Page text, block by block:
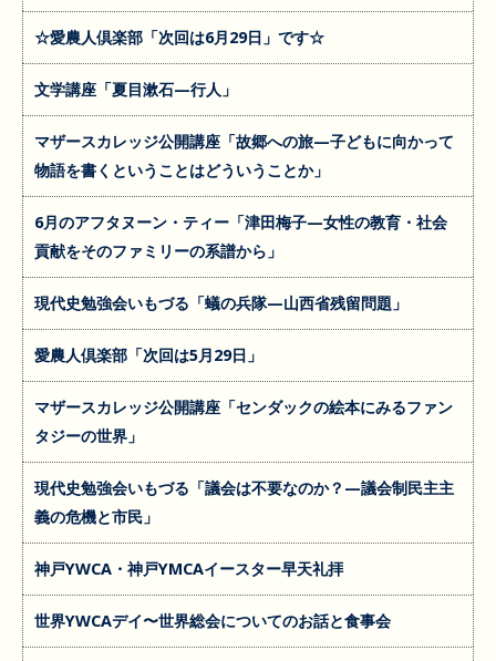
☆愛農人倶楽部「次回は6月29日」です☆
文学講座「夏目漱石—行人」
マザースカレッジ公開講座「故郷への旅—子どもに向かって
物語を書くということはどういうことか」
6月のアフタヌーン・ティー「津田梅子—女性の教育・社会
貢献をそのファミリーの系譜から」
現代史勉強会いもづる「蟻の兵隊—山西省残留問題」
愛農人倶楽部「次回は5月29日」
マザースカレッジ公開講座「センダックの絵本にみるファン
タジーの世界」
現代史勉強会いもづる「議会は不要なのか？—議会制民主主
義の危機と市民」
神戸YWCA・神戸YMCAイースター早天礼拝
世界YWCAデイ〜世界総会についてのお話と食事会